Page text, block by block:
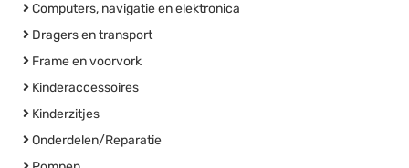
Computers, navigatie en elektronica
Dragers en transport
Frame en voorvork
Kinderaccessoires
Kinderzitjes
Onderdelen/Reparatie